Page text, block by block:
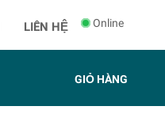
LIÊN HỆ Online
GIỎ HÀNG